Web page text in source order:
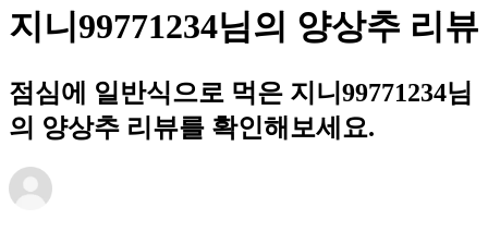
지니99771234님의 양상추 리뷰
점심에 일반식으로 먹은 지니99771234님
의 양상추 리뷰를 확인해보세요.